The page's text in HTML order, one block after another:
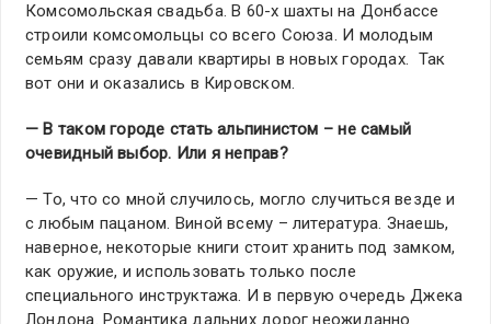
Комсомольская свадьба. В 60-х шахты на Донбассе
строили комсомольцы со всего Союза. И молодым
семьям сразу давали квартиры в новых городах. Так
вот они и оказались в Кировском.
— В таком городе стать альпинистом – не самый
очевидный выбор. Или я неправ?
— То, что со мной случилось, могло случиться везде и
с любым пацаном. Виной всему – литература. Знаешь,
наверное, некоторые книги стоит хранить под замком,
как оружие, и использовать только после
специального инструктажа. И в первую очередь Джека